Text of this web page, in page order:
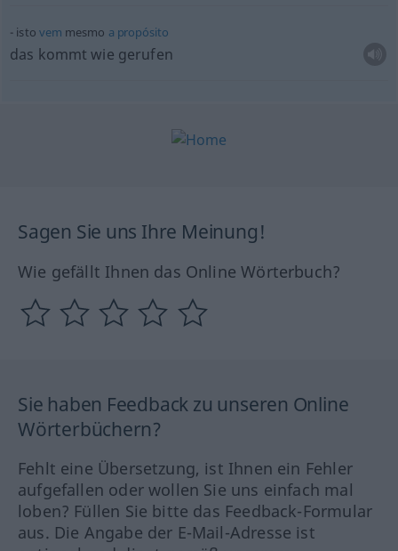
isto vem mesmo a propósito
das kommt wie gerufen
Sagen Sie uns Ihre Meinung!
Wie gefällt Ihnen das Online Wörterbuch?
Sie haben Feedback zu unseren Online
Wörterbüchern?
Fehlt eine Übersetzung, ist Ihnen ein Fehler
aufgefallen oder wollen Sie uns einfach mal
loben? Füllen Sie bitte das Feedback-Formular
aus. Die Angabe der E-Mail-Adresse ist